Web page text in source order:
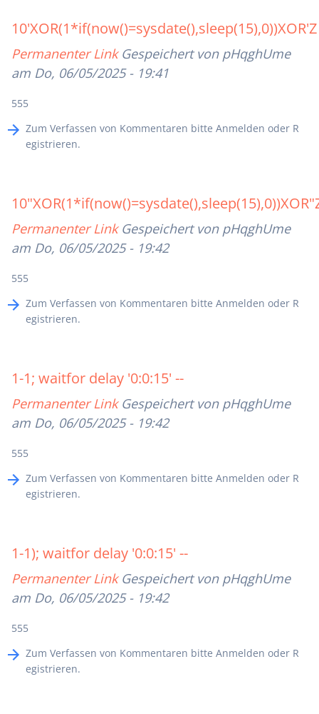
10'XOR(1*if(now()=sysdate(),sleep(15),0))XOR'Z
Permanenter Link Gespeichert von pHqghUme
am Do, 06/05/2025 - 19:41
555
Zum Verfassen von Kommentaren bitte Anmelden oder R
egistrieren.
Permanenter Link Gespeichert von pHqghUme
am Do, 06/05/2025 - 19:42
555
Zum Verfassen von Kommentaren bitte Anmelden oder R
egistrieren.
1-1; waitfor delay '0:0:15' --
Permanenter Link Gespeichert von pHqghUme
am Do, 06/05/2025 - 19:42
555
Zum Verfassen von Kommentaren bitte Anmelden oder R
egistrieren.
1-1); waitfor delay '0:0:15' --
Permanenter Link Gespeichert von pHqghUme
am Do, 06/05/2025 - 19:42
555
Zum Verfassen von Kommentaren bitte Anmelden oder R
egistrieren.